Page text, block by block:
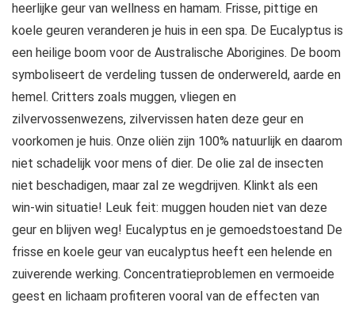
heerlijke geur van wellness en hamam. Frisse, pittige en
koele geuren veranderen je huis in een spa. De Eucalyptus is
een heilige boom voor de Australische Aborigines. De boom
symboliseert de verdeling tussen de onderwereld, aarde en
hemel. Critters zoals muggen, vliegen en
zilvervossenwezens, zilvervissen haten deze geur en
voorkomen je huis. Onze oliën zijn 100% natuurlijk en daarom
niet schadelijk voor mens of dier. De olie zal de insecten
niet beschadigen, maar zal ze wegdrijven. Klinkt als een
win-win situatie! Leuk feit: muggen houden niet van deze
geur en blijven weg! Eucalyptus en je gemoedstoestand De
frisse en koele geur van eucalyptus heeft een helende en
zuiverende werking. Concentratieproblemen en vermoeide
geest en lichaam profiteren vooral van de effecten van